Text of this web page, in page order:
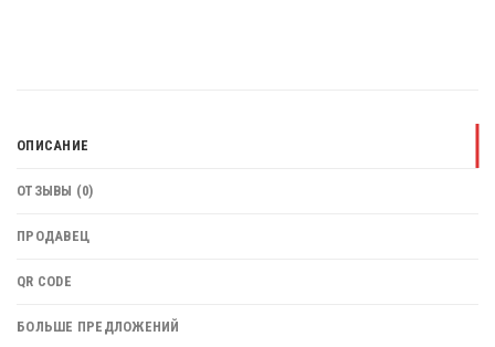
ОПИСАНИЕ
ОТЗЫВЫ (0)
ПРОДАВЕЦ
QR CODE
БОЛЬШЕ ПРЕДЛОЖЕНИЙ